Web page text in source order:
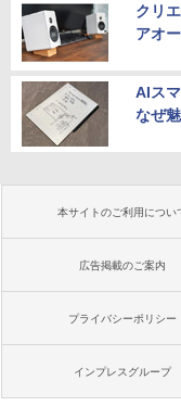
クリ
アオ
AIス
なぜ
本サイトのご利用につい
広告掲載のご案内
プライバシーポリシー
インプレスグループ